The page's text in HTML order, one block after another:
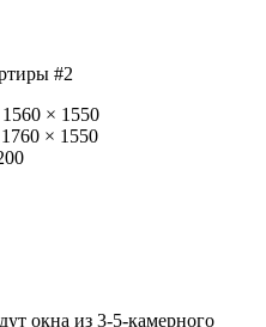
#2
1560 × 1550
1760 × 1550
окна из 3-5-камерного